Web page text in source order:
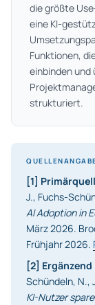
die größte
eine KI-
Funktionen,
einbinden und
strukturiert.
[1]
J., Fuchs-
AI Adoption in
März 2026.
Frühjahr 2026.
[2]
Schündeln, N.,
KI-Nutzer